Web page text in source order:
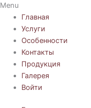
Menu
Главная
Услуги
Особенности
Контакты
Продукция
Галерея
Войти